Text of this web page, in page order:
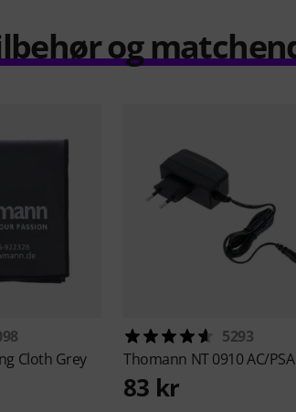
og
Cloth Grey
5293
Thomann NT 0910 AC/PSA
83 kr